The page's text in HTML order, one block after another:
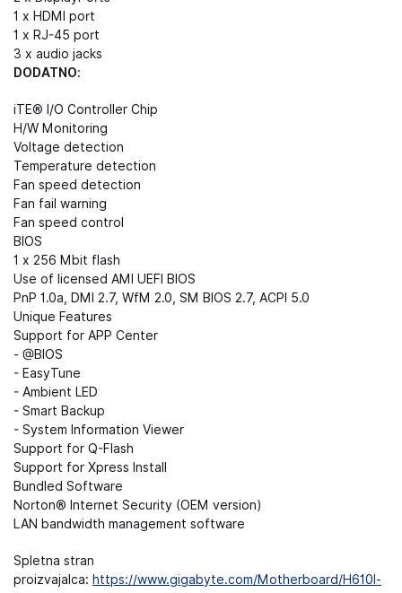
1 x HDMI port
1 x RJ-45 port
3 x audio jacks
DODATNO:
iTE® I/O Controller Chip
H/W Monitoring
Voltage detection
Temperature detection
Fan speed detection
Fan fail warning
Fan speed control
BIOS
1 x 256 Mbit flash
Use of licensed AMI UEFI BIOS
PnP 1.0a, DMI 2.7, WfM 2.0, SM BIOS 2.7, ACPI 5.0
Unique Features
Support for APP Center
- @BIOS
- EasyTune
- Ambient LED
- Smart Backup
- System Information Viewer
Support for Q-Flash
Support for Xpress Install
Bundled Software
Norton® Internet Security (OEM version)
LAN bandwidth management software
Spletna stran
proizvajalca: https://www.gigabyte.com/Motherboard/H610I-